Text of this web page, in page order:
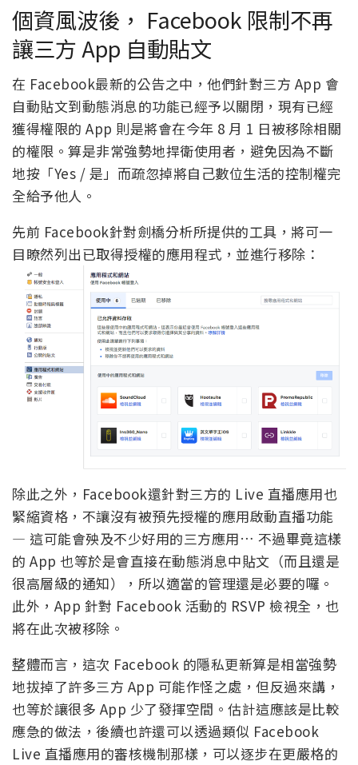
個資風波後， Facebook 限制不再
讓三方 App 自動貼文
在 Facebook最新的公告之中，他們針對三方 App 會
自動貼文到動態消息的功能已經予以關閉，現有已經
獲得權限的 App 則是將會在今年 8 月 1 日被移除相關
的權限。算是非常強勢地捍衛使用者，避免因為不斷
地按「Yes / 是」而疏忽掉將自己數位生活的控制權完
全給予他人。
先前 Facebook針對劍橋分析所提供的工具，將可一
目瞭然列出已取得授權的應用程式，並進行移除：
除此之外，Facebook還針對三方的 Live 直播應用也
緊縮資格，不讓沒有被預先授權的應用啟動直播功能
— 這可能會殃及不少好用的三方應用… 不過畢竟這樣
的 App 也等於是會直接在動態消息中貼文（而且還是
很高層級的通知），所以適當的管理還是必要的囉。
此外，App 針對 Facebook 活動的 RSVP 檢視全，也
將在此次被移除。
整體而言，這次 Facebook 的隱私更新算是相當強勢
地拔掉了許多三方 App 可能作怪之處，但反過來講，
也等於讓很多 App 少了發揮空間。估計這應該是比較
應急的做法，後續也許還可以透過類似 Facebook
Live 直播應用的審核機制那樣，可以逐步在更嚴格的